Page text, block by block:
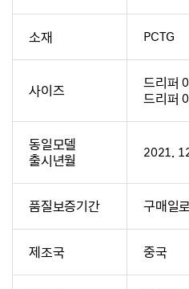
소재 PCTG
사이즈
드리퍼
드리퍼
동일모델
출시년월
2021.
품질보증기간 구매일
제조국 중국